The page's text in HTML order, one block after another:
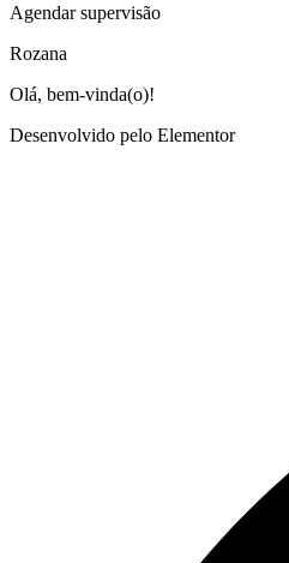
Agendar supervisão
Rozana
Olá, bem-vinda(o)!
Desenvolvido pelo Elementor